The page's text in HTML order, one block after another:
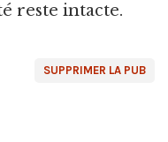
reste intacte.
SUPPRIMER LA PUB